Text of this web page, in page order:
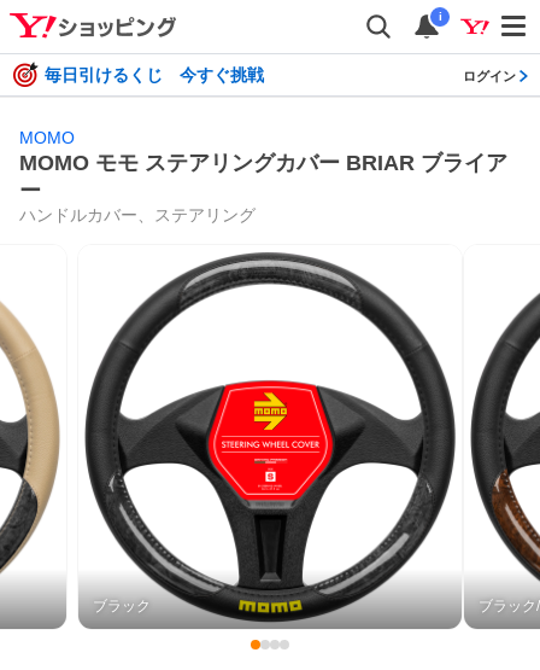
i
毎日引けるくじ 今すぐ挑戦 ログイン
MOMO
MOMO モモ ステアリングカバー BRIAR ブライア
ー
ハンドルカバー、ステアリング
ブラック ブラッ